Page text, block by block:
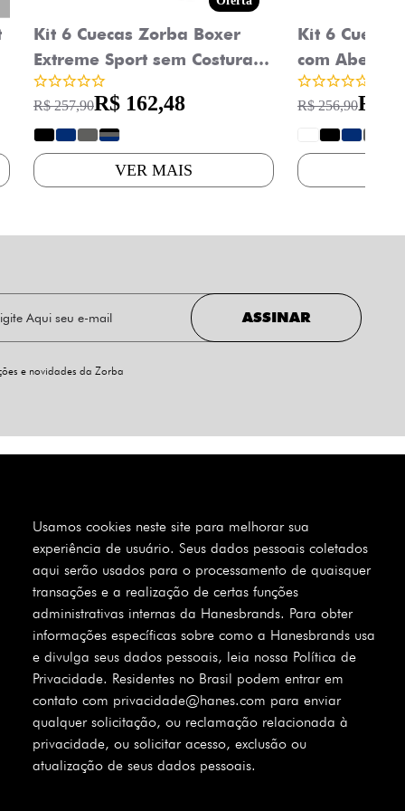
Kit 6 Cuecas Zorba Boxer
Extreme Sport sem Costura
Microfibra 836
R$ 257,90R$ 162,48
?
VER MAIS
Kit 6
com
R$ 256,90R$
ASSINAR
e novidades da Zorba
Usamos cookies neste site para melhorar sua
experiência de usuário. Seus dados pessoais coletados
aqui serão usados para o processamento de quaisquer
transações e a realização de certas funções
administrativas internas da Hanesbrands. Para obter
informações específicas sobre como a Hanesbrands usa
e divulga seus dados pessoais, leia nossa Política de
Privacidade. Residentes no Brasil podem entrar em
contato com privacidade@hanes.com para enviar
qualquer solicitação, ou reclamação relacionada à
privacidade, ou solicitar acesso, exclusão ou
atualização de seus dados pessoais.